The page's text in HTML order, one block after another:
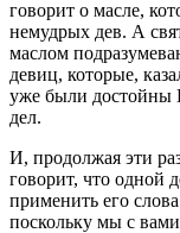
говорит о масле,
немудрых дев. А
маслом
девиц, которые,
уже были достойны
дел.
И, продолжая эти
говорит, что одной
применить его
поскольку мы с